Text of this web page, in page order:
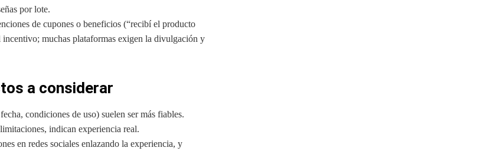
por lote.
de cupones o beneficios (“recibí el producto
muchas plataformas exigen la divulgación y
a considerar
condiciones de uso) suelen ser más fiables.
indican experiencia real.
en redes sociales enlazando la experiencia, y